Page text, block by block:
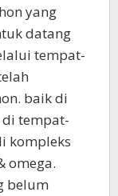
yang
datang
tempat-
baik di
tempat-
kompleks
omega.
belum